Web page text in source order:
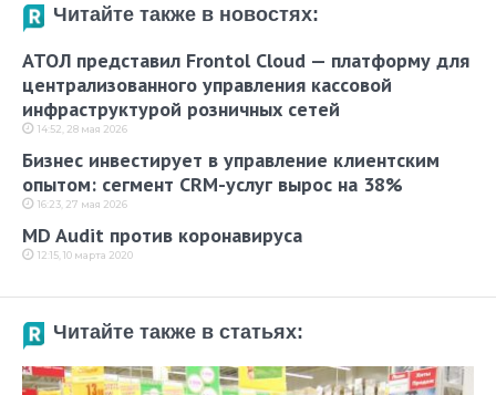
Читайте также в новостях:
АТОЛ представил Frontol Cloud — платформу для
централизованного управления кассовой
инфраструктурой розничных сетей
14:52, 28 мая 2026
Бизнес инвестирует в управление клиентским
опытом: сегмент CRM-услуг вырос на 38%
16:23, 27 мая 2026
MD Audit против коронавируса
12:15, 10 марта 2020
Читайте также в статьях: